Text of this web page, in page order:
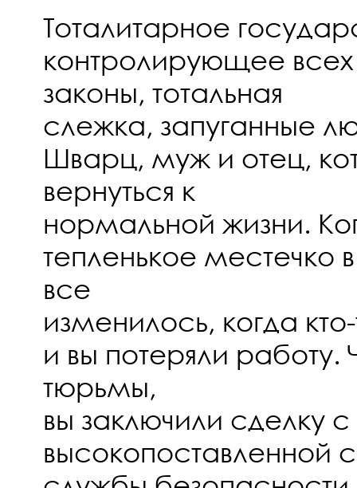
Тоталитарное
контролирующее
законы, тотальная
слежка, запуганные
Шварц, муж и отец,
вернуться к
нормальной жизни.
тепленькое местечко
все
изменилось, когда
и вы потеряли работу.
тюрьмы,
вы заключили сделку с
высокопоставленной